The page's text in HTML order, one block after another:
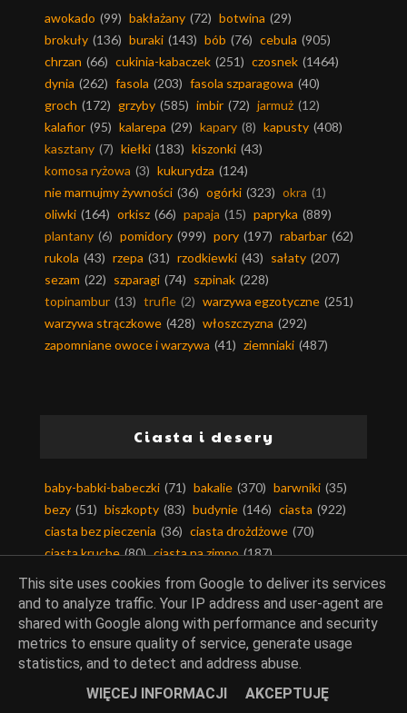
awokado (99) bakłażany (72) botwina (29)
brokuły (136) buraki (143) bób (76) cebula (905)
chrzan (66) cukinia-kabaczek (251) czosnek (1464)
dynia (262) fasola (203) fasola szparagowa (40)
groch (172) grzyby (585) imbir (72) jarmuż (12)
kalafior (95) kalarepa (29) kapary (8) kapusty (408)
kasztany (7) kiełki (183) kiszonki (43)
komosa ryżowa (3) kukurydza (124)
nie marnujmy żywności (36) ogórki (323) okra (1)
oliwki (164) orkisz (66) papaja (15) papryka (889)
plantany (6) pomidory (999) pory (197) rabarbar (62)
rukola (43) rzepa (31) rzodkiewki (43) sałaty (207)
sezam (22) szparagi (74) szpinak (228)
topinambur (13) trufle (2) warzywa egzotyczne (251)
warzywa strączkowe (428) włoszczyzna (292)
zapomniane owoce i warzywa (41) ziemniaki (487)
Ciasta i desery
baby-babki-babeczki (71) bakalie (370) barwniki (35)
bezy (51) biszkopty (83) budynie (146) ciasta (922)
ciasta bez pieczenia (36) ciasta drożdżowe (70)
ciasta kruche (80) ciasta na zimno (187)
ciasta piaskowe
(11) ciasta ucierane
(189)
ciasta z kremem
(62) ciasta z owocami
(350)
ciasta z warzywami (71) ciastka i ciasteczka (163)
ciasto filo (13) ciasto francuskie (63)
ciasto kruche (108) ciasto makaronowe (11)
ciasto półfrancuskie
This site uses cookies from Google to deliver its services
and to analyze traffic. Your IP address and user-agent are
shared with Google along with performance and security
metrics to ensure quality of service, generate usage
statistics, and to detect and address abuse.
WIĘCEJ INFORMACJI
AKCEPTUJĘ